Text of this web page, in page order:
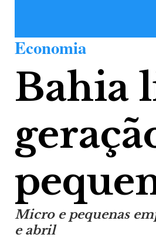
Economia
Bahia
Micro e pequenas
e abril